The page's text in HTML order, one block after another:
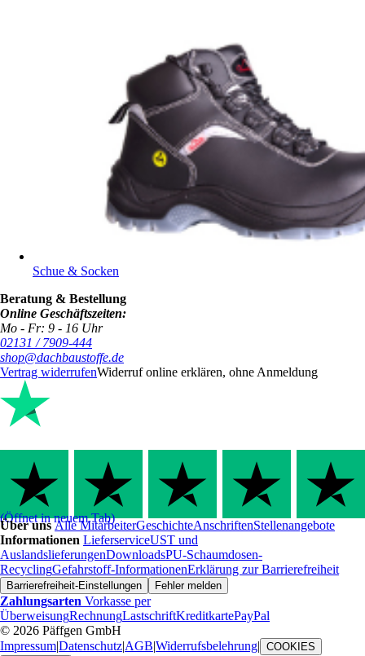
Schue & Socken
Beratung & Bestellung
Online Geschäftszeiten:
Mo - Fr: 9 - 16 Uhr
02131 / 7909-444
shop@dachbaustoffe.de
Vertrag widerrufenWiderruf online erklären, ohne Anmeldung
(Öffnet in neuem Tab)
Über unsAlle MitarbeiterGeschichteAnschriftenStellenangebote
Informationen LieferserviceUST und
AuslandslieferungenDownloadsPU-Schaumdosen-
RecyclingGefahrstoff-InformationenErklärung zur Barrierefreiheit
Barrierefreiheit-Einstellungen Fehler melden
Zahlungsarten Vorkasse per
ÜberweisungRechnungLastschriftKreditkartePayPal
© 2026 Päffgen GmbH
Impressum|Datenschutz|AGB|Widerrufsbelehrung| COOKIES